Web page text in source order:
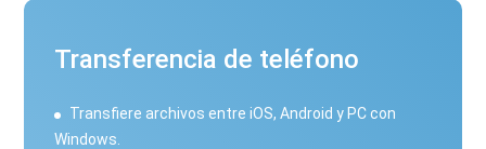
Transferencia de teléfono
Transfiere archivos entre iOS, Android y PC con
Windows.